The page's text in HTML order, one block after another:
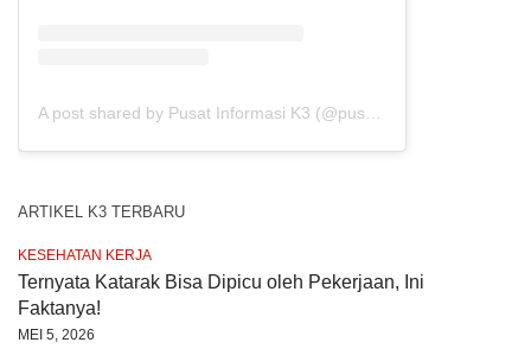
A post shared by Pusat Informasi K3 (@pusat.infok3)
ARTIKEL K3 TERBARU
KESEHATAN KERJA
Ternyata Katarak Bisa Dipicu oleh Pekerjaan, Ini
Faktanya!
MEI 5, 2026